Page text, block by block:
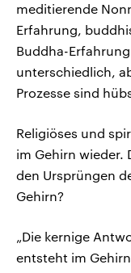
meditierende
Erfahrung,
Buddha-
unterschiedlich,
Prozesse sind
Religiöses und
im Gehirn wieder.
den Ursprüngen
Gehirn?
„Die kernige
entsteht im